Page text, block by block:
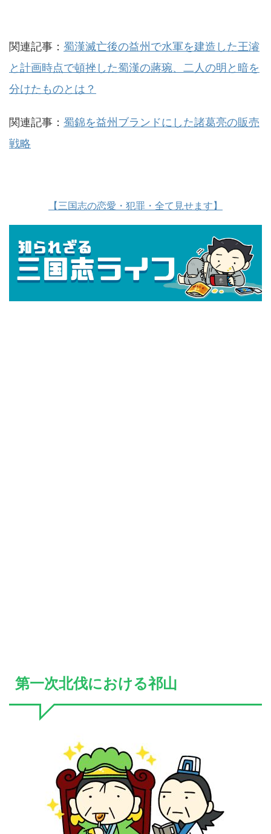
関連記事： 蜀漢滅亡後の益州で水軍を建造した王濬
と計画時点で頓挫した蜀漢の蔣琬、二人の明と暗を
分けたものとは？
関連記事： 蜀錦を益州ブランドにした諸葛亮の販売
戦略
【三国志の恋愛・犯罪・全て見せます】
第一次北伐における祁山